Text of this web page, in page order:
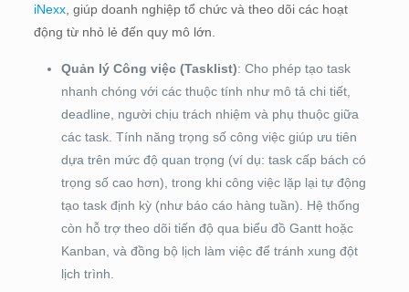
iNexx, giúp doanh nghiệp tổ chức và theo dõi các hoạt
động từ nhỏ lẻ đến quy mô lớn.
Quản lý Công việc (Tasklist): Cho phép tạo task
nhanh chóng với các thuộc tính như mô tả chi tiết,
deadline, người chịu trách nhiệm và phụ thuộc giữa
các task. Tính năng trọng số công việc giúp ưu tiên
dựa trên mức độ quan trọng (ví dụ: task cấp bách có
trọng số cao hơn), trong khi công việc lặp lại tự động
tạo task định kỳ (như báo cáo hàng tuần). Hệ thống
còn hỗ trợ theo dõi tiến độ qua biểu đồ Gantt hoặc
Kanban, và đồng bộ lịch làm việc để tránh xung đột
lịch trình.